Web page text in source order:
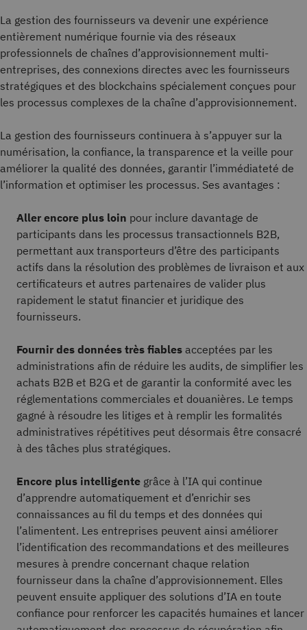
La gestion des fournisseurs va devenir une expérience
entièrement numérique fournie via des réseaux
professionnels de chaînes d’approvisionnement multi-
entreprises, des connexions directes avec les fournisseurs
stratégiques et des blockchains spécialement conçues pour
les processus complexes de la chaîne d’approvisionnement.
La gestion des fournisseurs continuera à s’appuyer sur la
numérisation, la confiance, la transparence et la veille pour
améliorer la qualité des données, garantir l’immédiateté de
l’information et optimiser les processus. Ses avantages :
Aller encore plus loin pour inclure davantage de
participants dans les processus transactionnels B2B,
permettant aux transporteurs d’être des participants
actifs dans la résolution des problèmes de livraison et aux
certificateurs et autres partenaires de valider plus
rapidement le statut financier et juridique des
fournisseurs.
Fournir des données très fiables acceptées par les
administrations afin de réduire les audits, de simplifier les
achats B2B et B2G et de garantir la conformité avec les
réglementations commerciales et douanières. Le temps
gagné à résoudre les litiges et à remplir les formalités
administratives répétitives peut désormais être consacré
à des tâches plus stratégiques.
Encore plus intelligente grâce à l’IA qui continue
d’apprendre automatiquement et d’enrichir ses
connaissances au fil du temps et des données qui
l’alimentent. Les entreprises peuvent ainsi améliorer
l’identification des recommandations et des meilleures
mesures à prendre concernant chaque relation
fournisseur dans la chaîne d’approvisionnement. Elles
peuvent ensuite appliquer des solutions d’IA en toute
confiance pour renforcer les capacités humaines et lancer